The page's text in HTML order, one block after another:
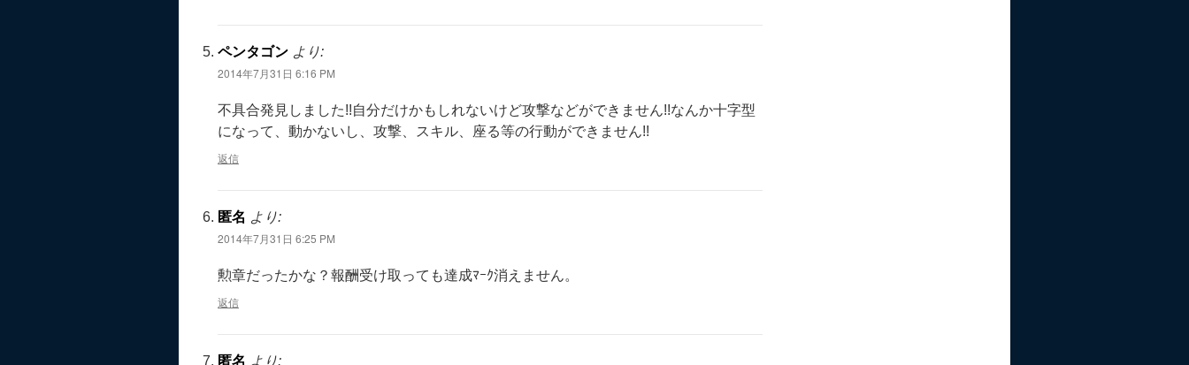
ペンタゴン より:
2014年7月31日 6:16 PM
不具合発見しました!!自分だけかもしれないけど攻撃などができません!!なんか十字型
になって、動かないし、攻撃、スキル、座る等の行動ができません!!
返信
匿名 より:
2014年7月31日 6:25 PM
勲章だったかな？報酬受け取っても達成ﾏｰｸ消えません。
返信
匿名 より: